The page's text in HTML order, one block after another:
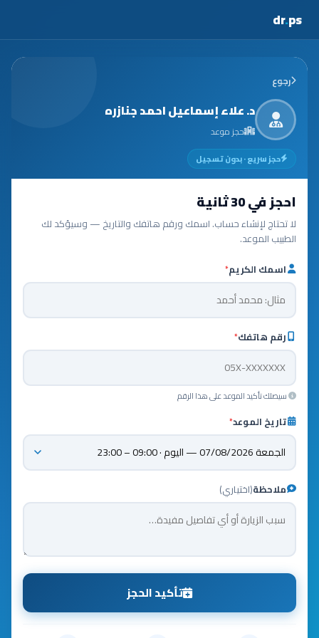
dr.ps
رجوع
د. علاء إسماعيل احمد جنازره
حجز موعد
حجز سريع · بدون تسجيل
احجز في 30 ثانية
لا تحتاج لإنشاء حساب. اسمك ورقم هاتفك والتاريخ — وسيؤكد لك
الطبيب الموعد.
اسمك الكريم*
رقم هاتفك*
سيصلك تأكيد الموعد على هذا الرقم
تاريخ الموعد*
ملاحظة(اختياري)
تأكيد الحجز